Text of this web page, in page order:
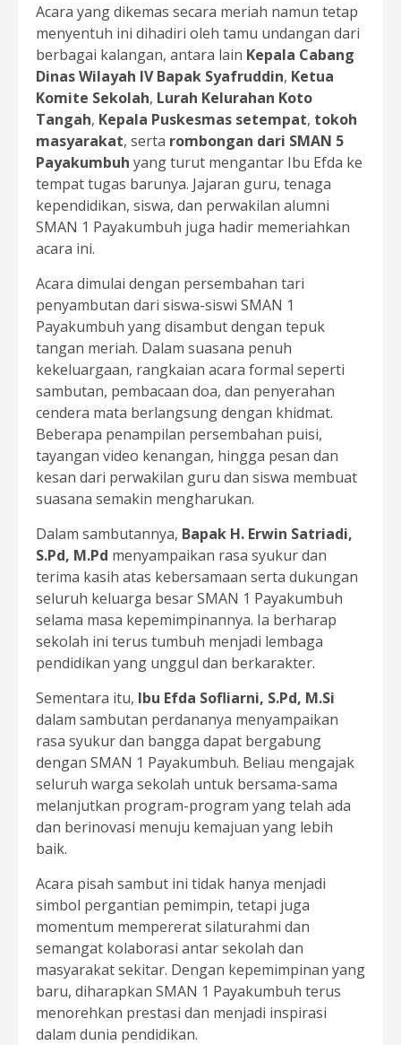
Acara yang dikemas secara meriah namun tetap
menyentuh ini dihadiri oleh tamu undangan dari
berbagai kalangan, antara lain Kepala Cabang
Dinas Wilayah IV Bapak Syafruddin, Ketua
Komite Sekolah, Lurah Kelurahan Koto
Tangah, Kepala Puskesmas setempat, tokoh
masyarakat, serta rombongan dari SMAN 5
Payakumbuh yang turut mengantar Ibu Efda ke
tempat tugas barunya. Jajaran guru, tenaga
kependidikan, siswa, dan perwakilan alumni
SMAN 1 Payakumbuh juga hadir memeriahkan
acara ini.
Acara dimulai dengan persembahan tari
penyambutan dari siswa-siswi SMAN 1
Payakumbuh yang disambut dengan tepuk
tangan meriah. Dalam suasana penuh
kekeluargaan, rangkaian acara formal seperti
sambutan, pembacaan doa, dan penyerahan
cendera mata berlangsung dengan khidmat.
Beberapa penampilan persembahan puisi,
tayangan video kenangan, hingga pesan dan
kesan dari perwakilan guru dan siswa membuat
suasana semakin mengharukan.
Dalam sambutannya, Bapak H. Erwin Satriadi,
S.Pd, M.Pd menyampaikan rasa syukur dan
terima kasih atas kebersamaan serta dukungan
seluruh keluarga besar SMAN 1 Payakumbuh
selama masa kepemimpinannya. Ia berharap
sekolah ini terus tumbuh menjadi lembaga
pendidikan yang unggul dan berkarakter.
Sementara itu, Ibu Efda Sofliarni, S.Pd, M.Si
dalam sambutan perdananya menyampaikan
rasa syukur dan bangga dapat bergabung
dengan SMAN 1 Payakumbuh. Beliau mengajak
seluruh warga sekolah untuk bersama-sama
melanjutkan program-program yang telah ada
dan berinovasi menuju kemajuan yang lebih
baik.
Acara pisah sambut ini tidak hanya menjadi
simbol pergantian pemimpin, tetapi juga
momentum mempererat silaturahmi dan
semangat kolaborasi antar sekolah dan
masyarakat sekitar. Dengan kepemimpinan yang
baru, diharapkan SMAN 1 Payakumbuh terus
menorehkan prestasi dan menjadi inspirasi
dalam dunia pendidikan.